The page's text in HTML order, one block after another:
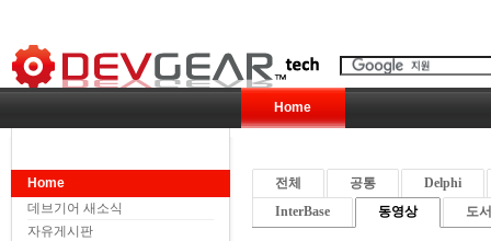
Home
Home
데브기어 새소식
자유게시판
전체 공통
Delphi
InterBase
동영상 도